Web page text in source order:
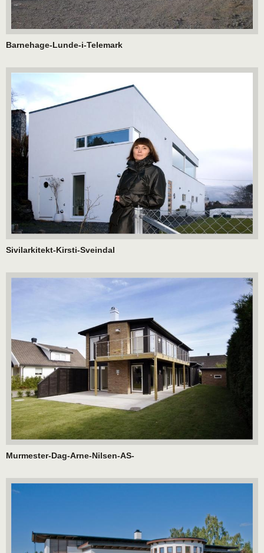
Barnehage-Lunde-i-Telemark
Sivilarkitekt-Kirsti-Sveindal
Murmester-Dag-Arne-Nilsen-AS-